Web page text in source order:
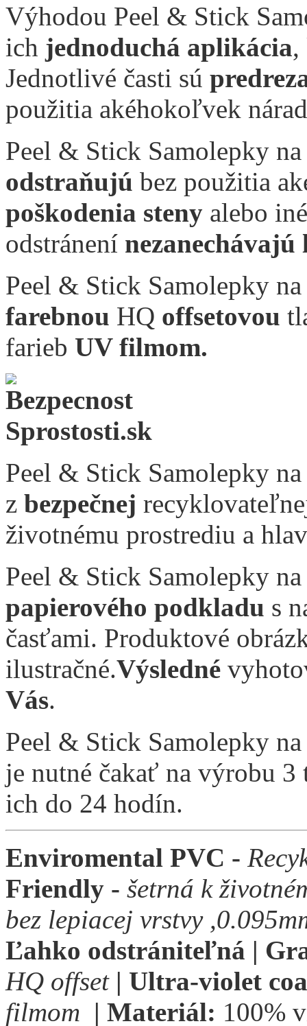
Výhodou Peel & Stick
ich jednoduchá aplikácia,
Jednotlivé časti sú
použitia akéhokoľvek
Peel & Stick Samolepky
odstraňujú bez použitia
poškodenia steny alebo
odstránení nezanechávajú
Peel & Stick Samolepky
farebnou HQ offsetovou
farieb UV filmom.
Peel & Stick Samolepky
z bezpečnej
životnému prostrediu a
Peel & Stick Samolepky
papierového podkladu s
časťami. Produktové
ilustračné.Výsledné
Vás.
Peel & Stick Samolepky
je nutné čakať na výrobu 3
ich do 24 hodín.
Enviromental PVC -
Friendly - šetrná k
bez lepiacej vrstvy
Ľahko odstrániteľná |
HQ offset | Ultra-violet
filmom | Materiál: 100%